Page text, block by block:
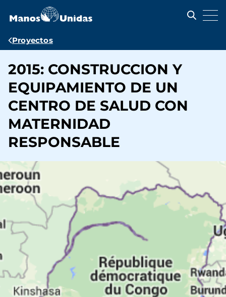
contenido
Ruta
navegación
Proyectos
2015: CONSTRUCCION Y
EQUIPAMIENTO DE UN
CENTRO DE SALUD CON
MATERNIDAD
RESPONSABLE